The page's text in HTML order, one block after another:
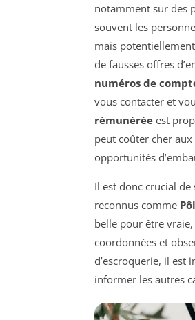
notamment sur des
souvent les
mais
de fausses offres
numéros de
vous contacter et
rémunérée est
peut coûter cher
opportunités
Il est donc crucial
reconnus comme
belle pour être vraie,
coordonnées et
d’escroquerie, il est
informer les autres